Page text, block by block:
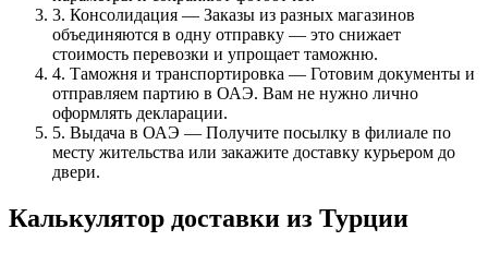
3. Консолидация — Заказы из разных магазинов
объединяются в одну отправку — это снижает
стоимость перевозки и упрощает таможню.
4. Таможня и транспортировка — Готовим документы и
отправляем партию в ОАЭ. Вам не нужно лично
оформлять декларации.
5. Выдача в ОАЭ — Получите посылку в филиале по
месту жительства или закажите доставку курьером до
двери.
Калькулятор доставки из Турции